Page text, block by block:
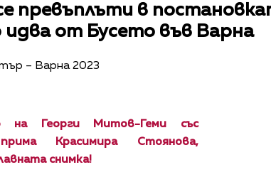
превъплъти в
от Бусето във Варна
– Варна 2023
Георги Митов-Геми със
Красимира Стоянова,
снимка!